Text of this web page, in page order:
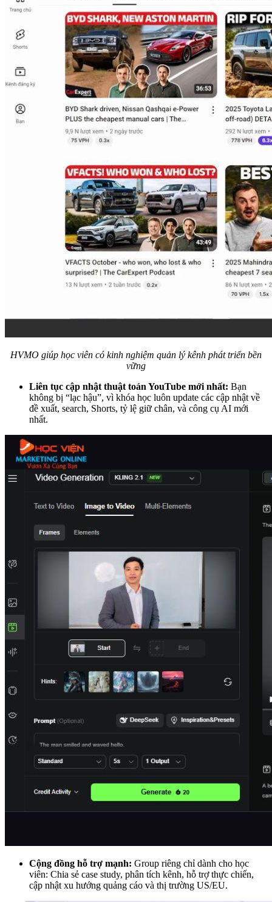
HVMO giúp học viên có kinh nghiệm quản lý kênh phát triển bền
vững
Liên tục cập nhật thuật toán YouTube mới nhất: Bạn
không bị “lạc hậu”, vì khóa học luôn update các cập nhật về
đề xuất, search, Shorts, tỷ lệ giữ chân, và công cụ AI mới
nhất.
Cộng đồng hỗ trợ mạnh: Group riêng chỉ dành cho học
viên: Chia sẻ case study, phân tích kênh, hỗ trợ thực chiến,
cập nhật xu hướng quảng cáo và thị trường US/EU.